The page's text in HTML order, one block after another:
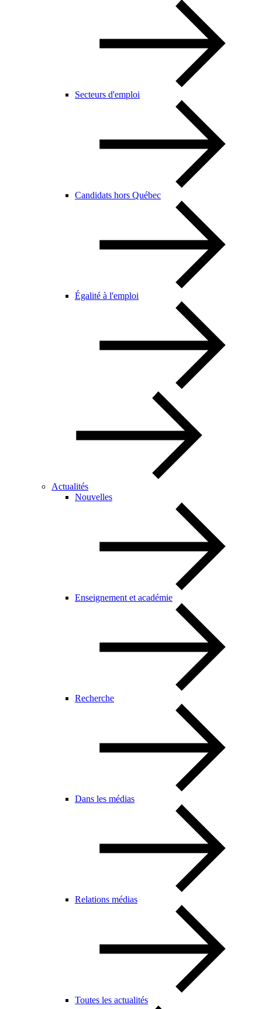
Secteurs d'emploi
Candidats hors Québec
Égalité à l'emploi
Actualités
Nouvelles
Enseignement et académie
Recherche
Dans les médias
Relations médias
Toutes les actualités